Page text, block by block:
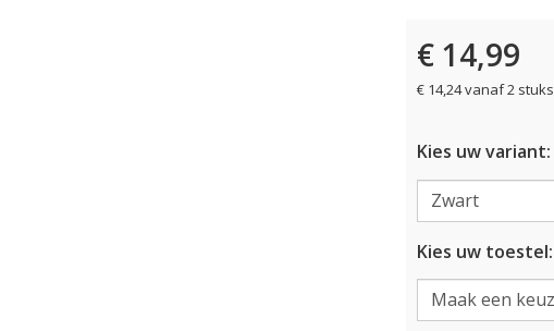
€ 14,99
€ 14,24 vanaf 2 stuks
Kies uw variant:
Kies uw toestel: